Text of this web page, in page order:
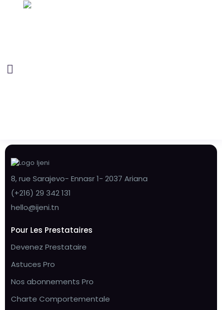
8, rue Sarajevo- Ennasr 1- 2037 Ariana
(+216) 29 342 131
hello@ijeni.tn
Pour Les Prestataires
Devenez Prestataire
Astuces Pro
Nos abonnements Pro
Charte Comportementale